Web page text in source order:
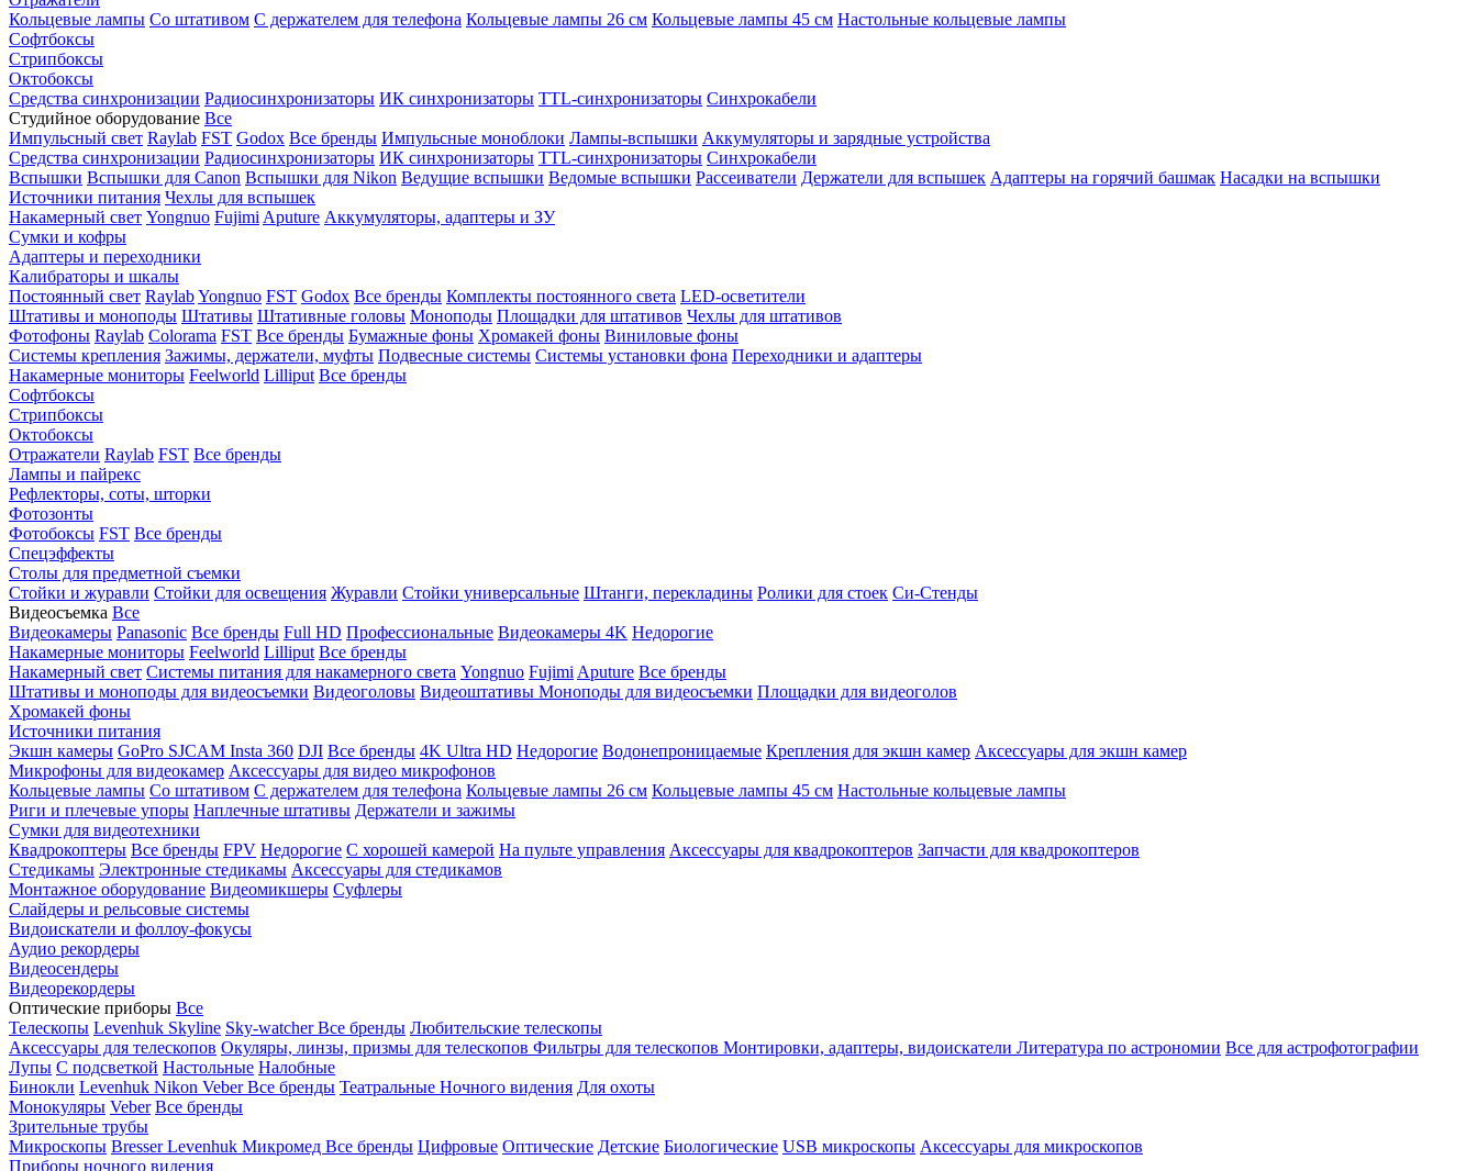
Кольцевые лампы Со штативом С держателем для телефона Кольцевые лампы 26 см Кольцевые лампы 45 см Настольные кольцевые лампы
Софтбоксы
Стрипбоксы
Октобоксы
Средства синхронизации Радиосинхронизаторы ИК синхронизаторы TTL-синхронизаторы Синхрокабели
Студийное оборудование Все
Импульсный свет Raylab FST Godox Все бренды Импульсные моноблоки Лампы-вспышки Аккумуляторы и зарядные устройства
Средства синхронизации Радиосинхронизаторы ИК синхронизаторы TTL-синхронизаторы Синхрокабели
Вспышки Вспышки для Canon Вспышки для Nikon Ведущие вспышки Ведомые вспышки Рассеиватели Держатели для вспышек Адаптеры на горячий башмак Насадки на вспышки
Источники питания Чехлы для вспышек
Накамерный свет Yongnuo Fujimi Aputure Аккумуляторы, адаптеры и ЗУ
Сумки и кофры
Адаптеры и переходники
Калибраторы и шкалы
Постоянный свет RaylabYongnuo FST Godox Все бренды Комплекты постоянного света LED-осветители
Штативы и моноподы Штативы Штативные головы Моноподы Площадки для штативов Чехлы для штативов
Фотофоны Raylab Colorama FST Все бренды Бумажные фоны Хромакей фоны Виниловые фоны
Системы крепления Зажимы, держатели, муфты Подвесные системы Системы установки фона Переходники и адаптеры
Накамерные мониторы Feelworld Lilliput Все бренды
Софтбоксы
Стрипбоксы
Октобоксы
Отражатели Raylab FST Все бренды
Лампы и пайрекс
Рефлекторы, соты, шторки
Фотозонты
Фотобоксы FST Все бренды
Спецэффекты
Столы для предметной съемки
Стойки и журавли Стойки для освещения Журавли Стойки универсальные Штанги, перекладины Ролики для стоек Си-Стенды
Видеосъемка Все
Видеокамеры Panasonic Все бренды Full HD Профессиональные Видеокамеры 4K Недорогие
Накамерные мониторы Feelworld Lilliput Все бренды
Накамерный свет Системы питания для накамерного света Yongnuo Fujimi Aputure Все бренды
Штативы и моноподы для видеосъемки Видеоголовы Видеоштативы Моноподы для видеосъемки Площадки для видеоголов
Хромакей фоны
Источники питания
Экшн камеры GoPro SJCAM Insta 360 DJI Все бренды 4K Ultra HD Недорогие Водонепроницаемые Крепления для экшн камер Аксессуары для экшн камер
Микрофоны для видеокамер Аксессуары для видео микрофонов
Кольцевые лампы Со штативом C держателем для телефона Кольцевые лампы 26 см Кольцевые лампы 45 см Настольные кольцевые лампы
Риги и плечевые упоры Наплечные штативы Держатели и зажимы
Сумки для видеотехники
Квадрокоптеры Все бренды FPV Недорогие С хорошей камерой На пульте управления Аксессуары для квадрокоптеров Запчасти для квадрокоптеров
Стедикамы Электронные стедикамы Аксессуары для стедикамов
Монтажное оборудование Видеомикшеры Суфлеры
Слайдеры и рельсовые системы
Видоискатели и фоллоу-фокусы
Аудио рекордеры
Видеосендеры
Видеорекордеры
Оптические приборы Все
Телескопы Levenhuk Skyline Sky-watcherВсе бренды Любительские телескопы
Аксессуары для телескопов Окуляры, линзы, призмы для телескопов Фильтры для телескопов Монтировки, адаптеры, видоискатели Литература по астрономии Все для астрофотографии
Лупы С подсветкой Настольные Налобные
Бинокли Levenhuk Nikon VeberВсе бренды Театральные Ночного видения Для охоты
Монокуляры Veber Все бренды
Зрительные трубы
Микроскопы BresserLevenhuk Микромед Все бренды Цифровые Оптические Детские Биологические USB микроскопы Аксессуары для микроскопов
Приборы ночного видения